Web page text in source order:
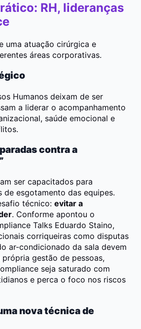
RH, lideranças
uma atuação cirúrgica e
áreas corporativas.
Humanos deixam de ser
a liderar o acompanhamento
saúde emocional e
contra a
ser capacitados para
de esgotamento das equipes.
técnico: evitar a
. Conforme apontou o
Talks Eduardo Staino,
corriqueiras como disputas
ar-condicionado da sala devem
gestão de pessoas,
seja saturado com
e perca o foco nos riscos
nova técnica de